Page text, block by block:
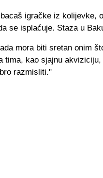
igračke iz kolijevke,
se isplaćuje. Staza u
mora biti sretan onim
tima, kao sjajnu
razmisliti."